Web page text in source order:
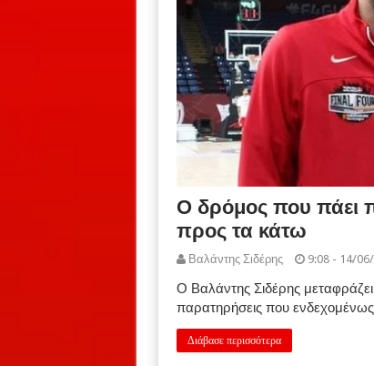
Ο δρόμος που πάει
προς τα κάτω
Βαλάντης Σιδέρης 9:08 - 14/
Ο Βαλάντης Σιδέρης
παρατηρήσεις που
Διάβασε περισσότερα